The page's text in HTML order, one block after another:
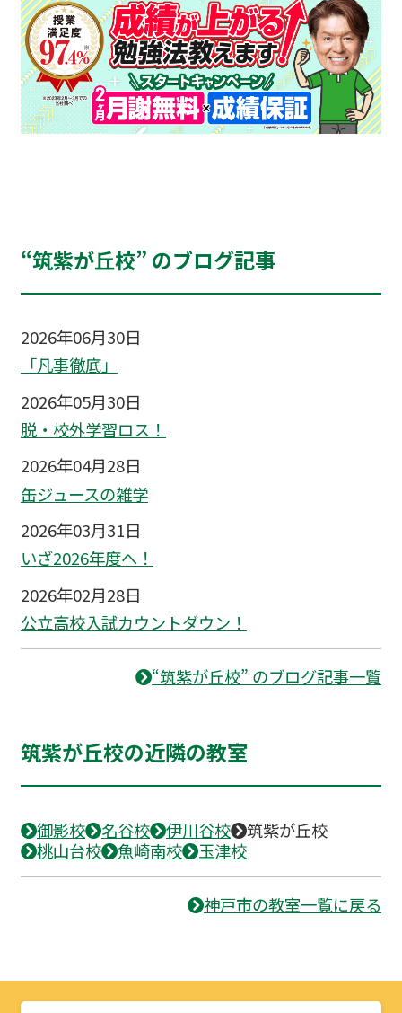
“筑紫が丘校” のブログ記事
2026年06月30日
「凡事徹底」
2026年05月30日
脱・校外学習ロス！
2026年04月28日
缶ジュースの雑学
2026年03月31日
いざ2026年度へ！
2026年02月28日
公立高校入試カウントダウン！
“筑紫が丘校” のブログ記事一覧
筑紫が丘校の近隣の教室
御影校 名谷校 伊川谷校
筑紫が丘校
桃山台校
魚崎南校 玉津校
神戸市の教室一覧に戻る